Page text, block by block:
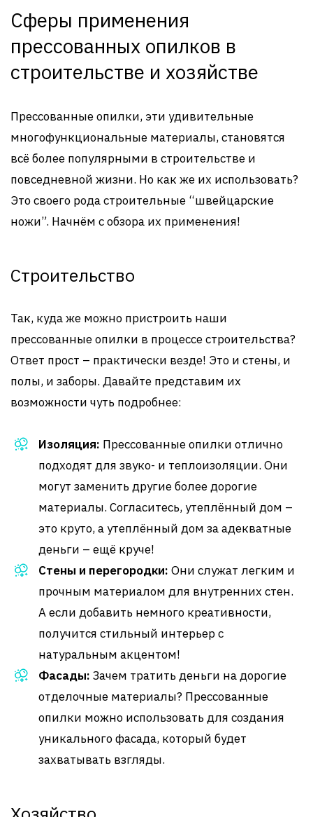
Сферы применения
прессованных опилков в
строительстве и хозяйстве
Прессованные опилки, эти удивительные
многофункциональные материалы, становятся
всё более популярными в строительстве и
повседневной жизни. Но как же их использовать?
Это своего рода строительные “швейцарские
ножи”. Начнём с обзора их применения!
Строительство
Так, куда же можно пристроить наши
прессованные опилки в процессе строительства?
Ответ прост – практически везде! Это и стены, и
полы, и заборы. Давайте представим их
возможности чуть подробнее:
Изоляция: Прессованные опилки отлично
подходят для звуко- и теплоизоляции. Они
могут заменить другие более дорогие
материалы. Согласитесь, утеплённый дом –
это круто, а утеплённый дом за адекватные
деньги – ещё круче!
Стены и перегородки: Они служат легким и
прочным материалом для внутренних стен.
А если добавить немного креативности,
получится стильный интерьер с
натуральным акцентом!
Фасады: Зачем тратить деньги на дорогие
отделочные материалы? Прессованные
опилки можно использовать для создания
уникального фасада, который будет
захватывать взгляды.